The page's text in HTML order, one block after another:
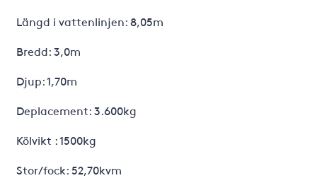
Längd i vattenlinjen: 8,05m
Bredd: 3,0m
Djup: 1,70m
Deplacement: 3.600kg
Kölvikt : 1500kg
Stor/fock: 52,70kvm